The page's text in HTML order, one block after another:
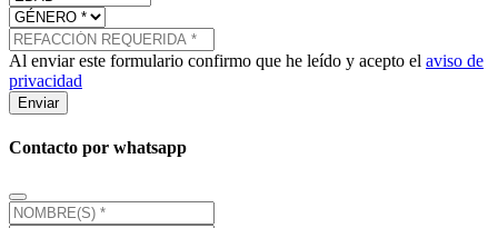
Al enviar este formulario confirmo que he leído y acepto el aviso de
privacidad
Enviar
Contacto por whatsapp